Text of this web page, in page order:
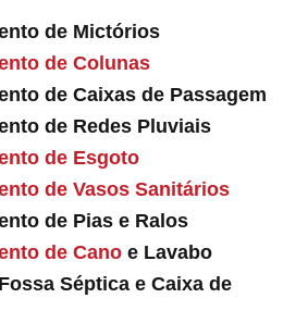
de Mictórios
de Colunas
de Caixas de Passagem
de Redes Pluviais
de Esgoto
de Vasos Sanitários
de Pias e Ralos
de Cano e Lavabo
Séptica e Caixa de